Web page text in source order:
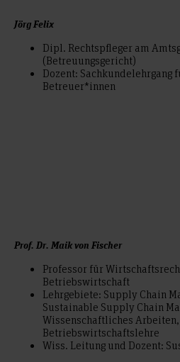
Jörg Felix
Dipl. Rechtspfleger am
(Betreuungsgericht)
Dozent: Sachkundelehrgang
Betreuer*innen
Prof. Dr. Maik von Fischer
Professor für
Betriebswirtschaft
Lehrgebiete: Supply Chain
Sustainable Supply Chain
Wissenschaftliches
Betriebswirtschaftslehre
Wiss. Leitung und Dozent: